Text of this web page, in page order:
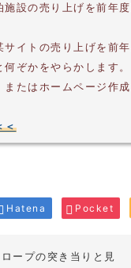
施設の売り上げを前年
サイトの売り上げを前
ぞかをやらかします。
またはホームページ作
＜
Hatena Pocket
ープの突き当りと見